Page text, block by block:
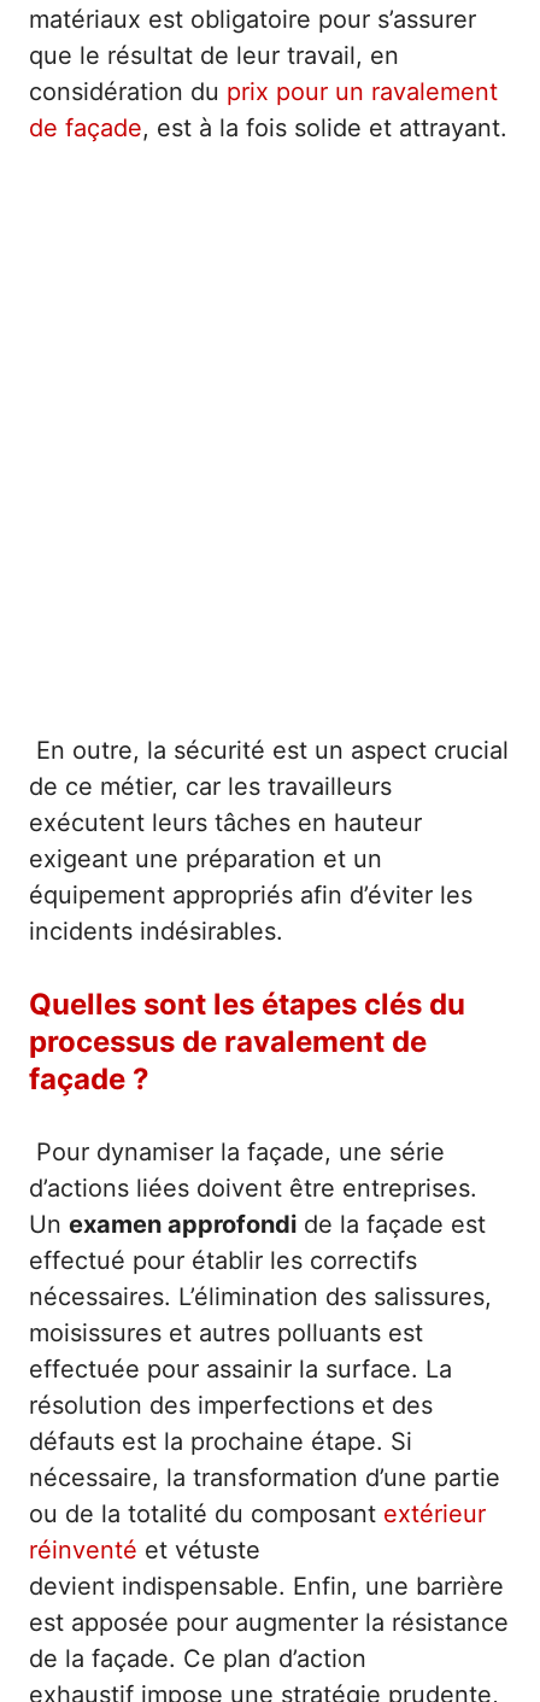
matériaux est obligatoire pour s’assurer
que le résultat de leur travail, en
considération du prix pour un ravalement
de façade, est à la fois solide et attrayant.
En outre, la sécurité est un aspect crucial
de ce métier, car les travailleurs
exécutent leurs tâches en hauteur
exigeant une préparation et un
équipement appropriés afin d’éviter les
incidents indésirables.
Quelles sont les étapes clés du
processus de ravalement de
façade ?
Pour dynamiser la façade, une série
d’actions liées doivent être entreprises.
Un examen approfondi de la façade est
effectué pour établir les correctifs
nécessaires. L’élimination des salissures,
moisissures et autres polluants est
effectuée pour assainir la surface. La
résolution des imperfections et des
défauts est la prochaine étape. Si
nécessaire, la transformation d’une partie
ou de la totalité du composant extérieur
réinventé et vétuste
devient indispensable. Enfin, une barrière
est apposée pour augmenter la résistance
de la façade. Ce plan d’action
exhaustif impose une stratégie prudente,